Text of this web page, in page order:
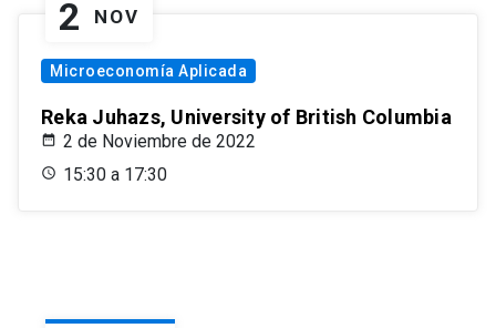
2 NOV
Microeconomía Aplicada
Reka Juhazs, University of British Columbia
2 de Noviembre de 2022
15:30 a 17:30